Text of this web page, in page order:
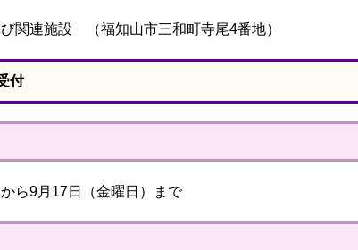
（福知山市三和町寺尾4番地）
付
ら9月17日（金曜日）まで